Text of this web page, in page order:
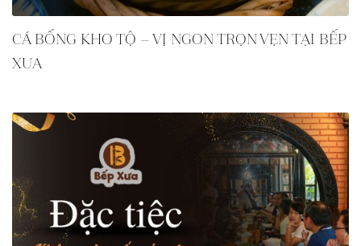
CÁ BỐNG KHO TỘ – VỊ NGON TRỌN VẸN TẠI BẾP
XƯA